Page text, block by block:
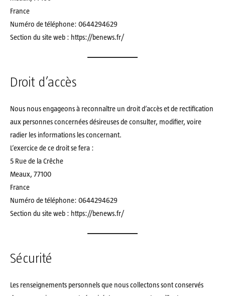
France
Numéro de téléphone: ‪0644294629‬
Section du site web : https://benews.fr/
Droit d’accès
Nous nous engageons à reconnaître un droit d’accès et de rectification
aux personnes concernées désireuses de consulter, modifier, voire
radier les informations les concernant.
L’exercice de ce droit se fera :
5 Rue de la Crêche
Meaux, 77100
France
Numéro de téléphone: ‪0644294629‬
Section du site web : https://benews.fr/
Sécurité
Les renseignements personnels que nous collectons sont conservés